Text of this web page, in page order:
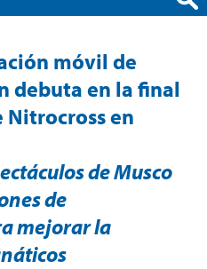
móvil de
debuta en la final
Nitrocross en
de Musco
de
mejorar la